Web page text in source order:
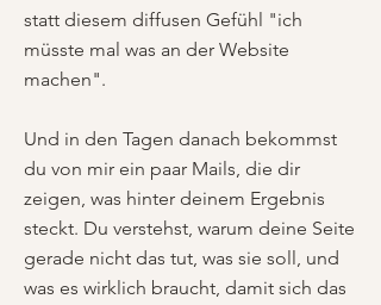
statt diesem diffusen Gefühl "ich
müsste mal was an der Website
machen".
Und in den Tagen danach bekommst
du von mir ein paar Mails, die dir
zeigen, was hinter deinem Ergebnis
steckt. Du verstehst, warum deine Seite
gerade nicht das tut, was sie soll, und
was es wirklich braucht, damit sich das